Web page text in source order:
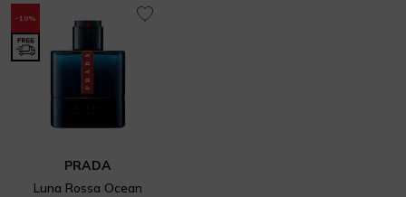
-10%
PRADA
Luna Rossa Ocean